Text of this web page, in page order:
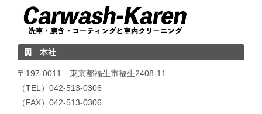
本社
〒197-0011 東京都福生市福生2408-11
（TEL）042-513-0306
（FAX）042-513-0306